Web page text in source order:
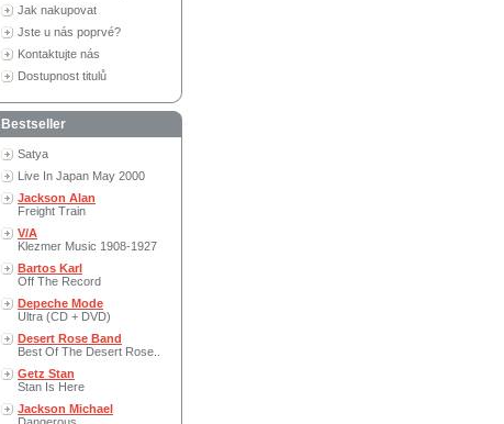
Jak nakupovat
Jste u nás poprvé?
Kontaktujte nás
Dostupnost titulů
Bestseller
Satya
Live In Japan May 2000
Jackson Alan
Freight Train
V/A
Klezmer Music 1908-1927
Bartos Karl
Off The Record
Depeche Mode
Ultra (CD + DVD)
Desert Rose Band
Best Of The Desert Rose..
Getz Stan
Stan Is Here
Jackson Michael